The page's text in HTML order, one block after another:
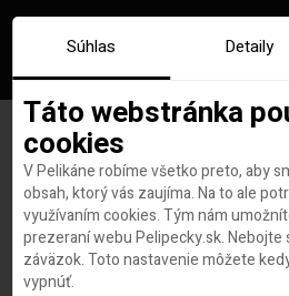
Značka:
Súhlas Detaily
Táto webstránka
cookies
V Pelikáne robíme všetko preto, aby
obsah, ktorý vás zaujíma. Na to ale
využívaním cookies. Tým nám
prezeraní webu Pelipecky.sk. Nebojte
záväzok. Toto nastavenie môžete
vypnúť.